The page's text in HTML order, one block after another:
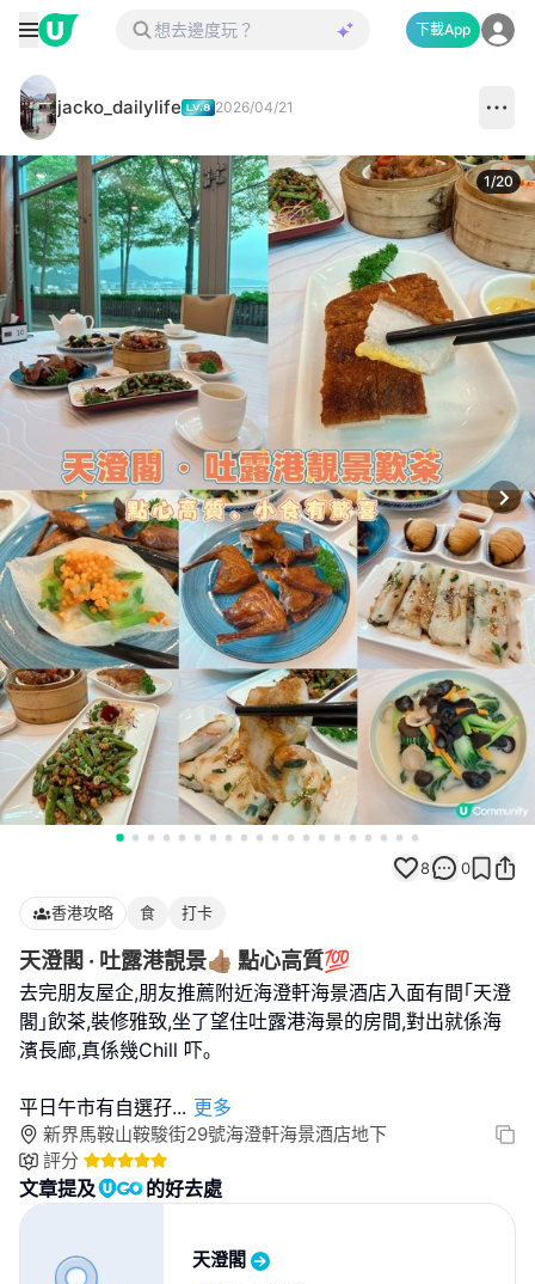
下載App
jacko_dailylife 2026/04/21
1/20
8 0
香港攻略 食 打卡
天澄閣 · 吐露港靚景👍🏽 點心高質💯
去完朋友屋企,朋友推薦附近海澄軒海景酒店入面有間｢天澄
閣｣飲茶,裝修雅致,坐了望住吐露港海景的房間,對出就係海
濱長廊,真係幾Chill 吓｡
平日午市有自選孖... 更多
新界馬鞍山鞍駿街29號海澄軒海景酒店地下
評分
文章提及 的好去處
天澄閣